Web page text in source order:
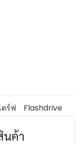
ร์ฟ Flashdrive
นค้า